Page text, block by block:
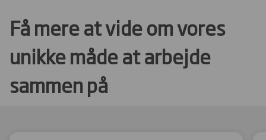
Få mere at vide om vores
unikke måde at arbejde
sammen på